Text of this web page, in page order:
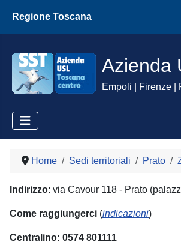
Regione Toscana
Azienda
Empoli | Firenze |
Home Sedi territoriali Prato
Indirizzo: via Cavour 118 - Prato
Come raggiungerci (indicazioni)
Centralino: 0574 801111